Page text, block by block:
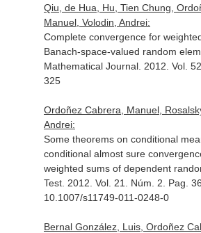
Qiu, de Hua, Hu, Tien Chung,
Manuel, Volodin, Andrei:
Complete convergence for
Banach-space-valued random
Mathematical Journal. 2012. Vol.
325
Ordoñez Cabrera, Manuel,
Andrei:
Some theorems on conditional
conditional almost sure
weighted sums of dependent
Test. 2012. Vol. 21. Núm. 2. Pag.
10.1007/s11749-011-0248-0
Bernal González, Luis, Ordoñez